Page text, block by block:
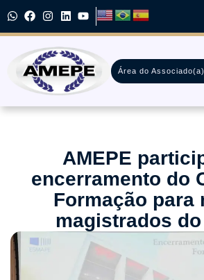
Área do Associado(a)
AMEPE
encerramento do
Formação para
magistrados do